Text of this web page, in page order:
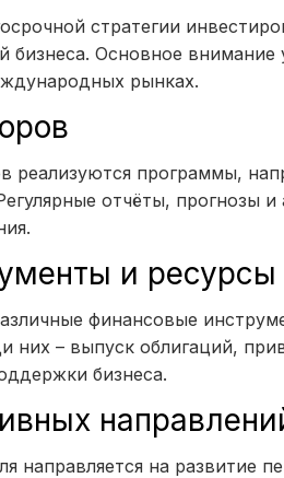
стратегии
бизнеса. Основное
рынках.
реализуются программы,
отчёты, прогнозы
и ресурсы
финансовые
них – выпуск облигаций,
бизнеса.
направляется на развитие